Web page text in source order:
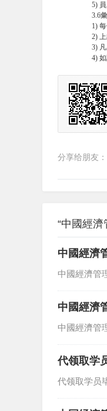
5)
3.6
1)
2)
3)
4)
分享给朋友：
“中國經
中國經濟
中國經濟管
中國經濟
中國經濟
代领取学
代领取学员